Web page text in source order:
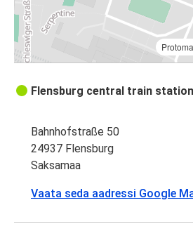
Flensburg central train station
Bahnhofstraße 50
24937 Flensburg
Saksamaa
Vaata seda aadressi Google